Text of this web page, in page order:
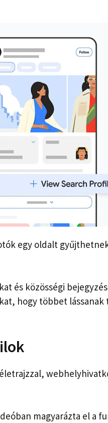
egy oldalt
és közösségi
hogy többet
magyarázta el a